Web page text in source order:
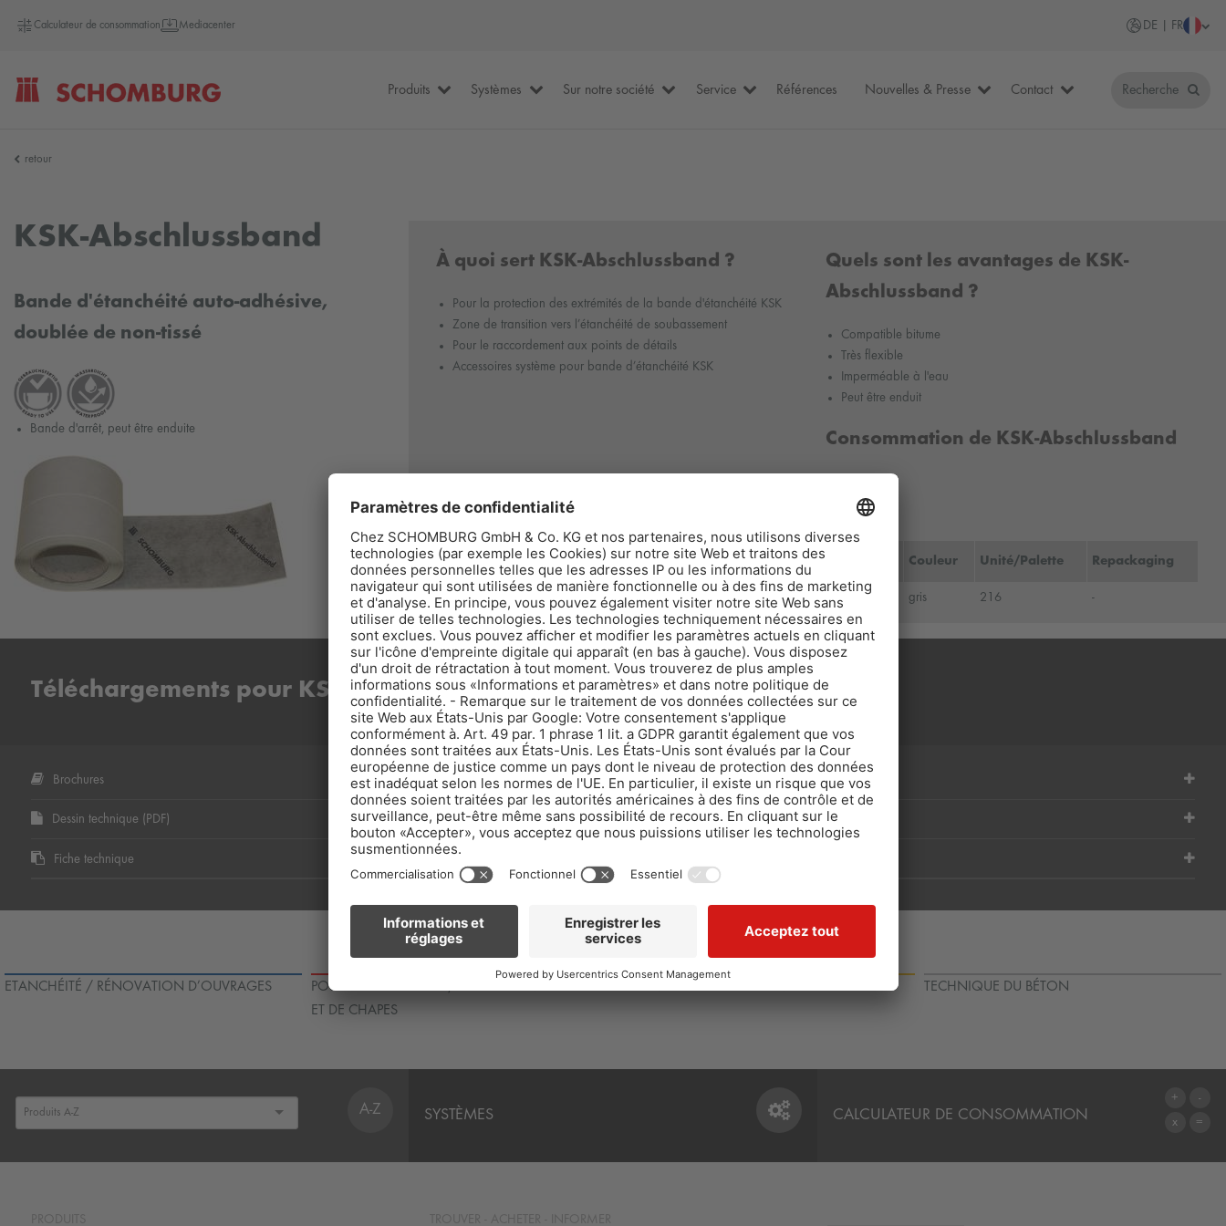
Calculateur de consommation Mediacenter DE | FR
Produits Systèmes Sur notre société Service Références Nouvelles & Presse Contact Recherche
retour
KSK-Abschlussband
Bande d'étanchéité auto-adhésive,
doublée de non-tissé
Bande d'arrêt, peut être enduite
À quoi sert KSK-Abschlussband ?
Pour la protection des extrémités de la bande d'étanchéité KSK
Zone de transition vers l’étanchéité de soubassement
Pour le raccordement aux points de détails
Accessoires système pour bande d’étanchéité KSK
Quels sont les avantages de KSK-
Abschlussband ?
Compatible bitume
Très flexible
Imperméable à l'eau
Peut être enduit
Consommation de KSK-Abschlussband
Numéro d'article Largeur Longueur Emballage Couleur Unité/Palette Repackaging
205980-001 10 cm 15 m 15 x 0,10 m (Lxl), rouleau gris 216 -
Téléchargements pour KSK-Abschlussband
Brochures
Dessin technique (PDF)
Fiche technique
ETANCHÉITÉ / RÉNOVATION D’OUVRAGES
POSE DE CARRELAGES, DE PIERRES NATURELLES
ET DE CHAPES
TECHNIQUE DU BÉTON
A-Z SYSTÈMES CALCULATEUR DE CONSOMMATION